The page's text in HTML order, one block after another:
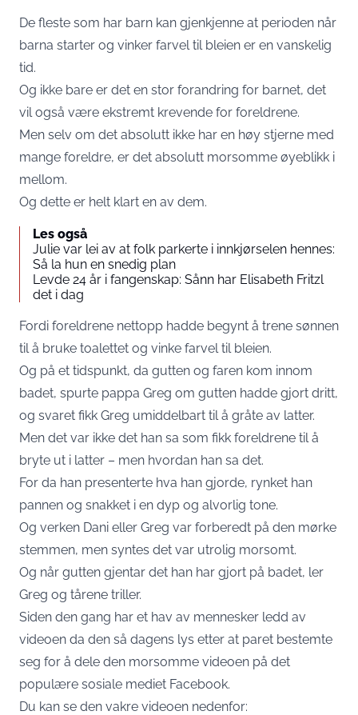
De fleste som har barn kan gjenkjenne at perioden når
barna starter og vinker farvel til bleien er en vanskelig
tid.
Og ikke bare er det en stor forandring for barnet, det
vil også være ekstremt krevende for foreldrene.
Men selv om det absolutt ikke har en høy stjerne med
mange foreldre, er det absolutt morsomme øyeblikk i
mellom.
Og dette er helt klart en av dem.
Les også
Julie var lei av at folk parkerte i innkjørselen hennes:
Så la hun en snedig plan
Levde 24 år i fangenskap: Sånn har Elisabeth Fritzl
det i dag
Fordi foreldrene nettopp hadde begynt å trene sønnen
til å bruke toalettet og vinke farvel til bleien.
Og på et tidspunkt, da gutten og faren kom innom
badet, spurte pappa Greg om gutten hadde gjort dritt,
og svaret fikk Greg umiddelbart til å gråte av latter.
Men det var ikke det han sa som fikk foreldrene til å
bryte ut i latter – men hvordan han sa det.
For da han presenterte hva han gjorde, rynket han
pannen og snakket i en dyp og alvorlig tone.
Og verken Dani eller Greg var forberedt på den mørke
stemmen, men syntes det var utrolig morsomt.
Og når gutten gjentar det han har gjort på badet, ler
Greg og tårene triller.
Siden den gang har et hav av mennesker ledd av
videoen da den så dagens lys etter at paret bestemte
seg for å dele den morsomme videoen på det
populære sosiale mediet Facebook.
Du kan se den vakre videoen nedenfor: